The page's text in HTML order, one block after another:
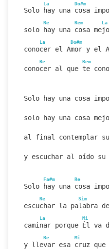
La Do#m
Solo hay una cosa
Re Rem La
solo hay una cosa
La Do#m
conocer el Amor y el
Re Rem
conocer al que te
Solo hay una cosa
solo hay una cosa
al final contemplar su
y escuchar al oído su
Fa#m Re
Solo hay una cosa
Re Sim
escuchar la palabra
La Mi
caminar porque Él va
Re Mi
y llevar esa cruz